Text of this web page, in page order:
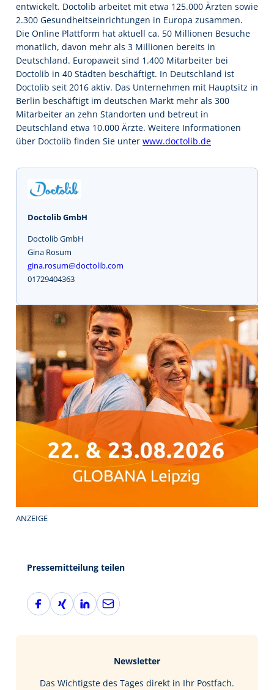
entwickelt. Doctolib arbeitet mit etwa 125.000 Ärzten sowie
2.300 Gesundheitseinrichtungen in Europa zusammen.
Die Online Plattform hat aktuell ca. 50 Millionen Besuche
monatlich, davon mehr als 3 Millionen bereits in
Deutschland. Europaweit sind 1.400 Mitarbeiter bei
Doctolib in 40 Städten beschäftigt. In Deutschland ist
Doctolib seit 2016 aktiv. Das Unternehmen mit Hauptsitz in
Berlin beschäftigt im deutschen Markt mehr als 300
Mitarbeiter an zehn Standorten und betreut in
Deutschland etwa 10.000 Ärzte. Weitere Informationen
über Doctolib finden Sie unter www.doctolib.de
Doctolib GmbH
Doctolib GmbH
Gina Rosum
gina.rosum@doctolib.com
01729404363
ANZEIGE
Pressemitteilung teilen
F
a
X
i
L
i
I
E
-
Newsletter
Das Wichtigste des Tages direkt in Ihr Postfach.